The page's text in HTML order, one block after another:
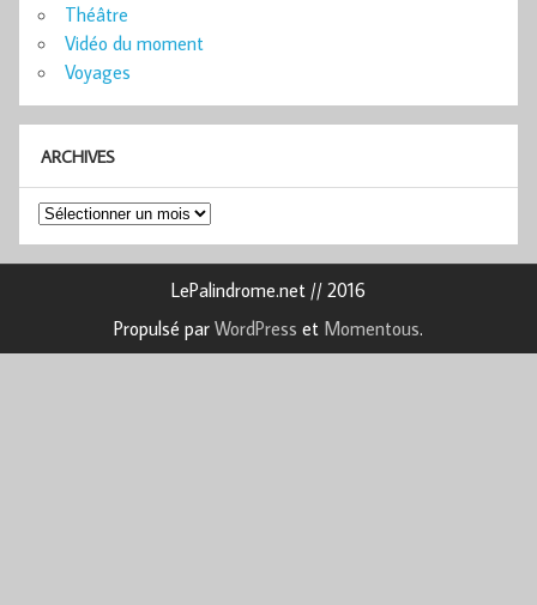
Théâtre
Vidéo du moment
Voyages
ARCHIVES
Archives
LePalindrome.net // 2016
Propulsé par WordPress et Momentous.